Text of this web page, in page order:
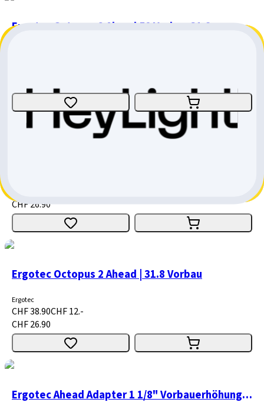
Ergotec Octopus 2 Ahead 50 Vorbau 31.8
CHF 26.90
Ergotec Octopus 2 Ahead | 31.8 Vorbau
Ergotec
CHF 38.90CHF 12.-
CHF 26.90
Ergotec Ahead Adapter 1 1/8" Vorbauerhöhung Level 4